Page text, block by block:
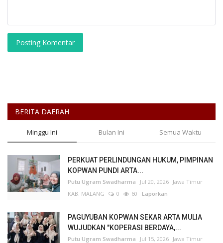
Posting Komentar
BERITA DAERAH
Minggu Ini Bulan Ini Semua Waktu
PERKUAT PERLINDUNGAN HUKUM, PIMPINAN
KOPWAN PUNDI ARTA...
Putu Ugram Swadharma Jul 20, 2026 Jawa Timur
KAB. MALANG
0 60 Laporkan
PAGUYUBAN KOPWAN SEKAR ARTA MULIA
WUJUDKAN "KOPERASI BERDAYA,...
Putu Ugram Swadharma Jul 15, 2026 Jawa Timur